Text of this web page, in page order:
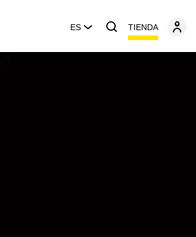
ES TIENDA